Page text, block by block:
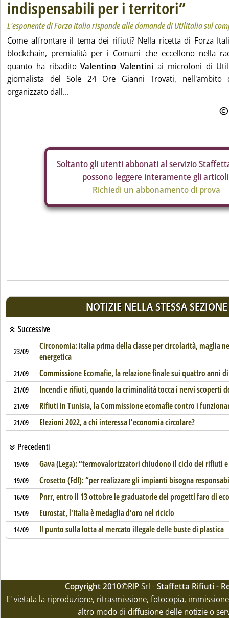
indispensabili per i territori”
L'esponente di Forza Italia risponde alle domande di Utilitalia sul
Come affrontare il tema dei rifiuti? Nella ricetta di Forza
blockchain, premialità per i Comuni che eccellono nella
quanto ha ribaditoValentino Valentini ai microfoni di
giornalista del Sole 24 Ore Gianni Trovati,
organizzato dall...
Soltanto gli utenti abbonati al servizio
possono leggere interamente gli
Richiedi un abbonamento di prova
NOTIZIE NELLA STESSA SEZIONE
Successive
23/09
Circonomia: Italia prima della classe per circolarità, maglia
energetica
21/09 Commissione Ecomafie, la relazione finale sui quattro anni
21/09 Incendi e rifiuti, quando la criminalità tocca i nervi scoperti
21/09 Rifiuti in Tunisia, la Commissione ecomafie contro i
21/09 Elezioni 2022, a chi interessa l'economia circolare?
Precedenti
19/09 Gava (Lega): “termovalorizzatori chiudono il ciclo dei rifiuti
19/09 Crosetto (FdI): “per realizzare gli impianti bisogna
16/09 Pnrr, entro il 13 ottobre le graduatorie dei progetti faro di
15/09 Eurostat, l'Italia è medaglia d'oro nel riciclo
14/09 Il punto sulla lotta al mercato illegale delle buste di plastica
Copyright 2010©RIP Srl -Staffetta Rifiuti -
E' vietata la riproduzione, ritrasmissione, fotocopia,
altro modo di diffusione delle notizie o